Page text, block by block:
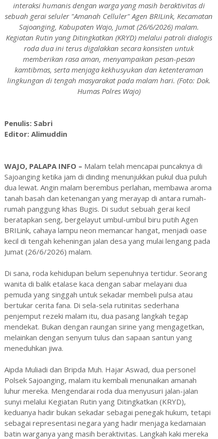
interaksi humanis dengan warga yang masih beraktivitas di
sebuah gerai seluler "Amanah Celluler" Agen BRILink, Kecamatan
Sajoanging, Kabupaten Wajo, Jumat (26/6/2026) malam.
Kegiatan Rutin yang Ditingkatkan (KRYD) melalui patroli dialogis
roda dua ini terus digalakkan secara konsisten untuk
memberikan rasa aman, menyampaikan pesan-pesan
kamtibmas, serta menjaga kekhusyukan dan ketenteraman
lingkungan di tengah masyarakat pada malam hari. (Foto: Dok.
Humas Polres Wajo)
Penulis: Sabri
Editor: Alimuddin
WAJO, PALAPA INFO – Malam telah mencapai puncaknya di
Sajoanging ketika jam di dinding menunjukkan pukul dua puluh
dua lewat. Angin malam berembus perlahan, membawa aroma
tanah basah dan ketenangan yang merayap di antara rumah-
rumah panggung khas Bugis. Di sudut sebuah gerai kecil
beratapkan seng, bergelayut umbul-umbul biru putih Agen
BRILink, cahaya lampu neon memancar hangat, menjadi oase
kecil di tengah keheningan jalan desa yang mulai lengang pada
Jumat (26/6/2026) malam.
Di sana, roda kehidupan belum sepenuhnya tertidur. Seorang
wanita di balik etalase kaca dengan sabar melayani dua
pemuda yang singgah untuk sekadar membeli pulsa atau
bertukar cerita fana. Di sela-sela rutinitas sederhana
penjemput rezeki malam itu, dua pasang langkah tegap
mendekat. Bukan dengan raungan sirine yang mengagetkan,
melainkan dengan senyum tulus dan sapaan santun yang
meneduhkan jiwa.
Aipda Muliadi dan Bripda Muh. Hajar Aswad, dua personel
Polsek Sajoanging, malam itu kembali menunaikan amanah
luhur mereka. Mengendarai roda dua menyusuri jalan-jalan
sunyi melalui Kegiatan Rutin yang Ditingkatkan (KRYD),
keduanya hadir bukan sekadar sebagai penegak hukum, tetapi
sebagai representasi negara yang hadir menjaga kedamaian
batin warganya yang masih beraktivitas. Langkah kaki mereka